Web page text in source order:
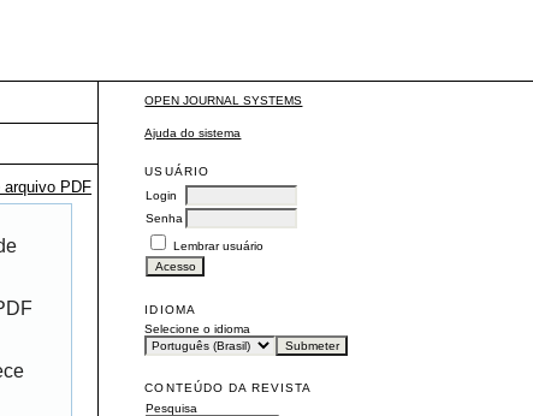
OPEN JOURNAL SYSTEMS
Ajuda do sistema
USUÁRIO
Login
Senha
Lembrar usuário
IDIOMA
Selecione o idioma
CONTEÚDO DA REVISTA
Pesquisa
arquivo PDF